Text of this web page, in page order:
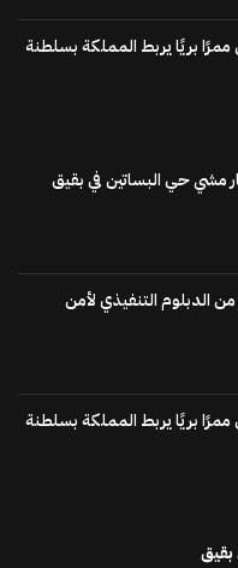
بريًا يربط المملكة بسلطنة
مشي حي البساتين في بقيق
الدبلوم التنفيذي لأمن
بريًا يربط المملكة بسلطنة